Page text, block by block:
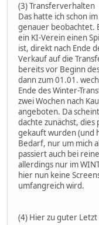
(3) Transferverhalten
Das hatte ich schon
genauer beobachtet.
ein KI-Verein einen
ist, direkt nach Ende
Verkauf auf die
bereits vor Beginn
dann zum 01.01.
Ende des Winter-
zwei Wochen nach
angeboten. Da
dachte zunächst,
gekauft wurden (und
Bedarf, nur um mich
passiert auch bei
allerdings nur im
hier nun keine
umfangreich wird.
(4) Hier zu guter